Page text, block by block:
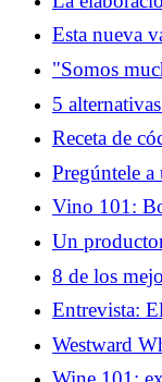
moderna,
Esta nueva
piña colada
"Somos
juntos": los
prefieren la
5
de los vinos
Receta de
cenizas
Pregúntele a
de vinos?
Vino 101:
Un
por una
8 de los
Entrevista:
paciencia, la
Westward
de que